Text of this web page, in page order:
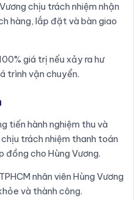
chịu trách nhiệm nhận
hàng, lắp đặt và bàn giao
giá trị nếu xảy ra hư
trình vận chuyển.
tiến hành nghiệm thu và
trách nhiệm thanh toán
đồng cho Hùng Vương.
nhân viên Hùng Vương
và thành công.